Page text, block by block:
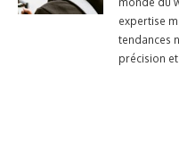
expertise
tendances
précision